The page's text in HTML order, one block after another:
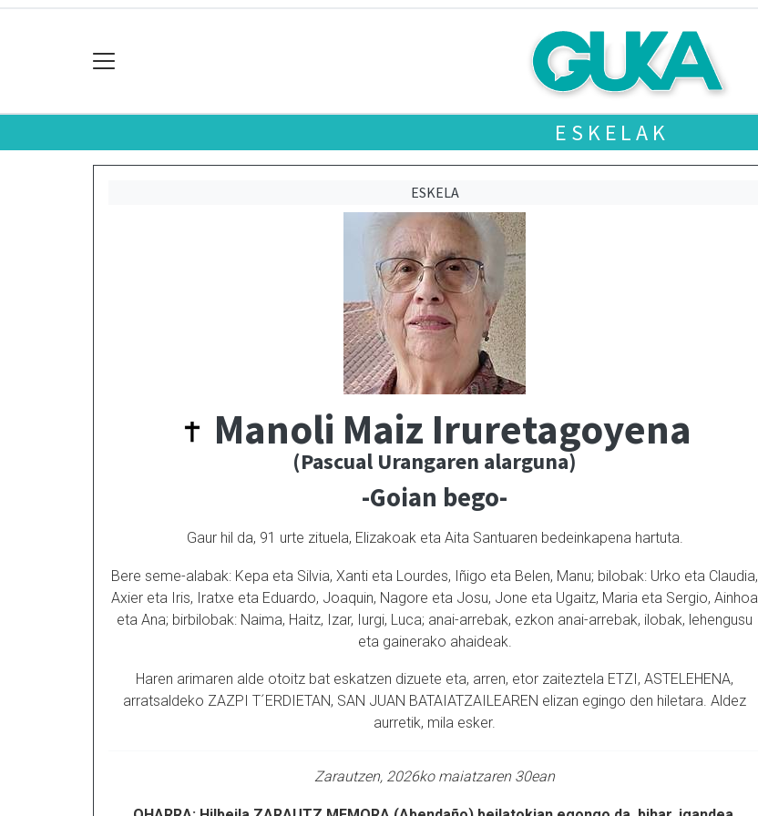
ESKELAK
ESKELA
Manoli Maiz Iruretagoyena
(Pascual Urangaren alarguna)
-Goian bego-
Gaur hil da, 91 urte zituela, Elizakoak eta Aita Santuaren bedeinkapena hartuta.
Bere seme-alabak: Kepa eta Silvia, Xanti eta Lourdes, Iñigo eta Belen, Manu; bilobak: Urko eta Claudia,
Axier eta Iris, Iratxe eta Eduardo, Joaquin, Nagore eta Josu, Jone eta Ugaitz, Maria eta Sergio, Ainhoa
eta Ana; birbilobak: Naima, Haitz, Izar, Iurgi, Luca; anai-arrebak, ezkon anai-arrebak, ilobak, lehengusu
eta gainerako ahaideak.
Haren arimaren alde otoitz bat eskatzen dizuete eta, arren, etor zaiteztela ETZI, ASTELEHENA,
arratsaldeko ZAZPI T´ERDIETAN, SAN JUAN BATAIATZAILEAREN elizan egingo den hiletara. Aldez
aurretik, mila esker.
Zarautzen, 2026ko maiatzaren 30ean